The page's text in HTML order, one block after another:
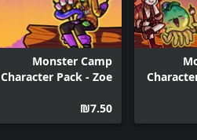
Monster Camp
Character Pack - Zoe
‪₪‎7.50‬